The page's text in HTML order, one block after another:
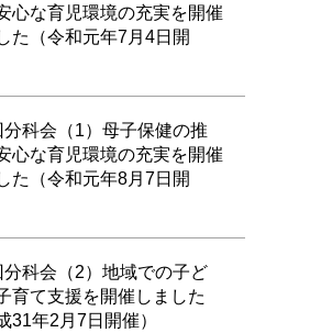
心な育児環境の充実を開催
た（令和元年7月4日開
分科会（1）母子保健の推
心な育児環境の充実を開催
た（令和元年8月7日開
分科会（2）地域での子ど
育て支援を開催しました
31年2月7日開催）